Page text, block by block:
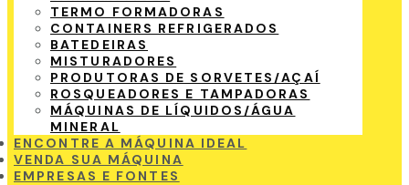
TERMO FORMADORAS
CONTAINERS REFRIGERADOS
BATEDEIRAS
MISTURADORES
PRODUTORAS DE SORVETES/AÇAÍ
ROSQUEADORES E TAMPADORAS
MÁQUINAS DE LÍQUIDOS/ÁGUA
MINERAL
ENCONTRE A MÁQUINA IDEAL
VENDA SUA MÁQUINA
EMPRESAS E FONTES